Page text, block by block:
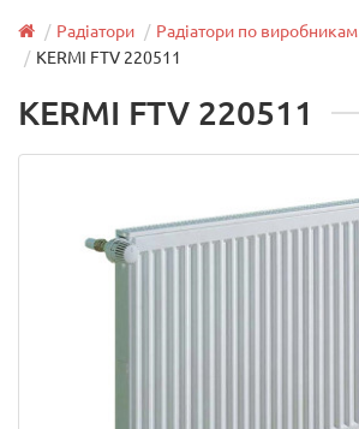
Радіатори Радіатори по виробникам
KERMI FTV 220511
KERMI FTV 220511